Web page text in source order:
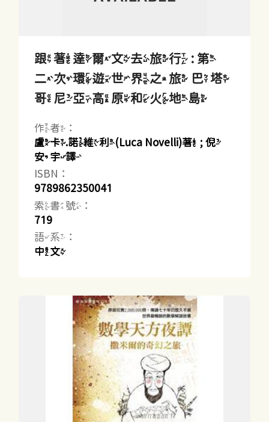
跟著達爾文去旅行 : 第
二次環遊世界之旅 巴塔
哥尼亞高原和火地島
作者：
盧卡.諾維利(Luca Novelli)著 ; 倪
安宇譯
ISBN：
9789862350041
索書號：
719
語系：
中文